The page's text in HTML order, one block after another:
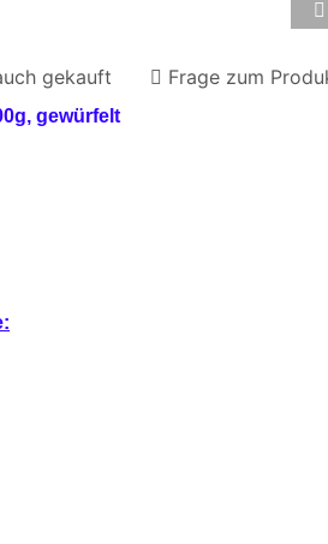
gekauft Frage zum
gewürfelt